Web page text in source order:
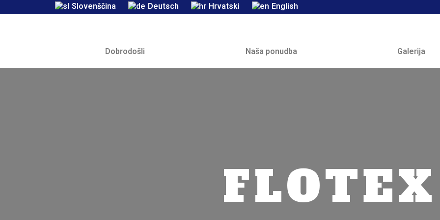
Slovenščina Deutsch Hrvatski English
Dobrodošli Naša ponudba Galerija
FLOTEX